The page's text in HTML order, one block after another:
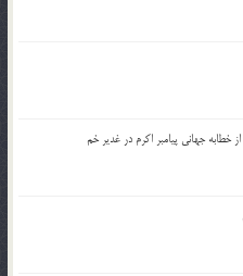
خطابه جهانی پیامبر اکرم در غدیر خم